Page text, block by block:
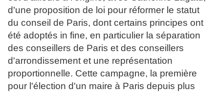
d'une proposition de loi pour réformer le statut
du conseil de Paris, dont certains principes ont
été adoptés in fine, en particulier la séparation
des conseillers de Paris et des conseillers
d'arrondissement et une représentation
proportionnelle. Cette campagne, la première
pour l'élection d'un maire à Paris depuis plus